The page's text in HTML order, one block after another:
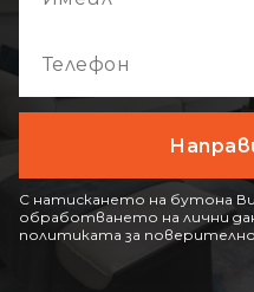
С натискането на бутона
обработването на лични
политиката за